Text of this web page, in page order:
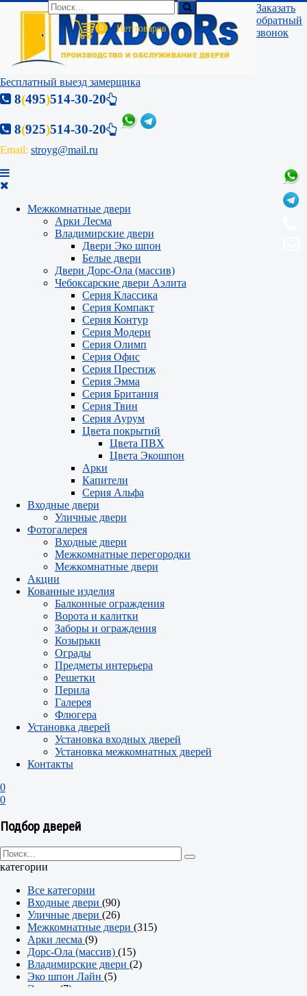
Заказать
обратный
звонок
Бесплатный выезд замерщика
8(495)514-30-20
8(925)514-30-20
Email: stroyg@mail.ru
0
Межкомнатные двери
Арки Лесма
Владимирские двери
Двери Эко шпон
Белые двери
Двери Дорс-Ола (массив)
Чебоксарские двери Аэлита
Серия Классика
Серия Компакт
Серия Контур
Серия Модерн
Серия Олимп
Серия Офис
Серия Престиж
Серия Эмма
Серия Британия
Серия Твин
Серия Аурум
Цвета покрытий
Цвета ПВХ
Цвета Экошпон
Арки
Капители
Серия Альфа
Входные двери
Уличные двери
Фотогалерея
Входные двери
Межкомнатные перегородки
Межкомнатные двери
Акции
Кованные изделия
Балконные ограждения
Ворота и калитки
Заборы и ограждения
Козырьки
Ограды
Предметы интерьера
Решетки
Перила
Галерея
Флюгера
Установка дверей
Установка входных дверей
Установка межкомнатных дверей
Контакты
0
0
Подбор дверей
категории
Все категории
Входные двери (90)
Уличные двери (26)
Межкомнатные двери (315)
Арки лесма (9)
Дорс-Ола (массив) (15)
Владимирские двери (2)
Эко шпон Лайн (5)
Эмаль (7)